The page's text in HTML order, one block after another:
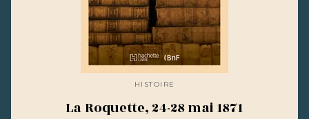
HISTOIRE
La Roquette, 24-28 mai 1871